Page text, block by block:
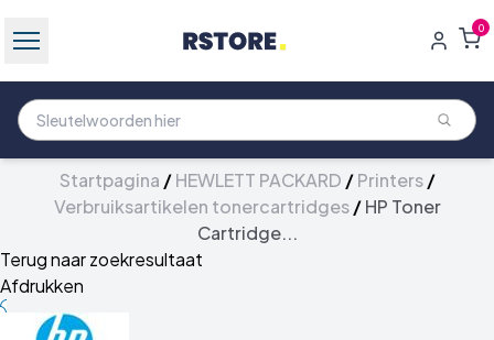
0
Startpagina /HEWLETT PACKARD /Printers/
Verbruiksartikelen tonercartridges/HP Toner
Cartridge...
Terug naar zoekresultaat
Afdrukken